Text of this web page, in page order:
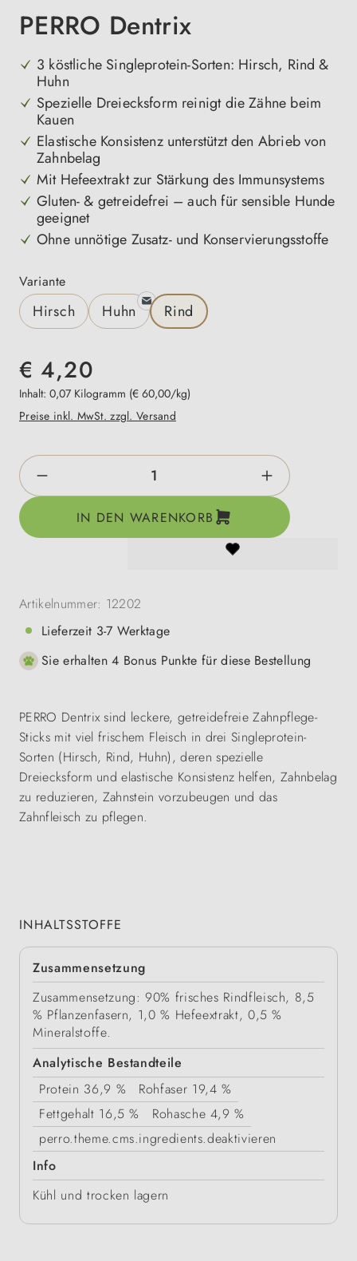
PERRO Dentrix
3 köstliche Singleprotein-Sorten: Hirsch, Rind &
Huhn
Spezielle Dreiecksform reinigt die Zähne beim
Kauen
Elastische Konsistenz unterstützt den Abrieb von
Zahnbelag
Mit Hefeextrakt zur Stärkung des Immunsystems
Gluten- & getreidefrei – auch für sensible Hunde
geeignet
Ohne unnötige Zusatz- und Konservierungsstoffe
Variante
Hirsch Huhn Rind
€ 4,20
Inhalt: 0,07 Kilogramm (€ 60,00/kg)
Preise inkl. MwSt. zzgl. Versand
Produkt Anzahl: Gib den gewünschten
IN DEN WARENKORB
Artikelnummer: 12202
Lieferzeit 3-7 Werktage
Sie erhalten 4 Bonus Punkte für diese Bestellung
PERRO Dentrix sind leckere, getreidefreie Zahnpflege-
Sticks mit viel frischem Fleisch in drei Singleprotein-
Sorten (Hirsch, Rind, Huhn), deren spezielle
Dreiecksform und elastische Konsistenz helfen, Zahnbelag
zu reduzieren, Zahnstein vorzubeugen und das
Zahnfleisch zu pflegen.
INHALTSSTOFFE
Zusammensetzung
Zusammensetzung: 90% frisches Rindfleisch, 8,5
% Pflanzenfasern, 1,0 % Hefeextrakt, 0,5 %
Mineralstoffe.
Analytische Bestandteile
Protein 36,9 % Rohfaser 19,4 %
Fettgehalt 16,5 % Rohasche 4,9 %
perro.theme.cms.ingredients.deaktivieren
Info
Kühl und trocken lagern